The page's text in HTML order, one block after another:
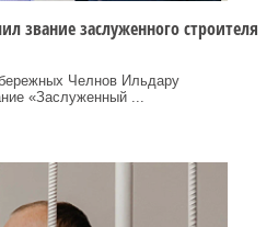
звание заслуженного строителя
Челнов Ильдару
«Заслуженный ...